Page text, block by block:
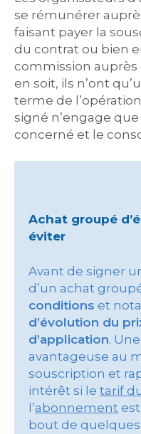
se rémunérer
faisant payer la
du contrat ou bien
commission auprès
en soit, ils n’ont
terme de
signé n’engage
concerné et le
Achat groupé
éviter
Avant de signer
d’un achat
conditions et
d’évolution du
d’application.
avantageuse au
souscription et
intérêt si le tarif
l’abonnement
bout de quelques